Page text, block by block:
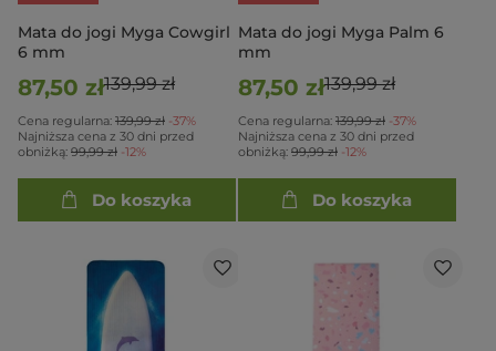
Mata do jogi Myga Cowgirl
6 mm
87,50 zł139,99 zł
Cena regularna: 139,99 zł -37%
Najniższa cena z 30 dni przed
obniżką: 99,99 zł -12%
Do koszyka
Mata do jogi Myga Palm 6
mm
87,50 zł139,99 zł
Cena regularna: 139,99 zł -37%
Najniższa cena z 30 dni przed
obniżką: 99,99 zł -12%
Do koszyka